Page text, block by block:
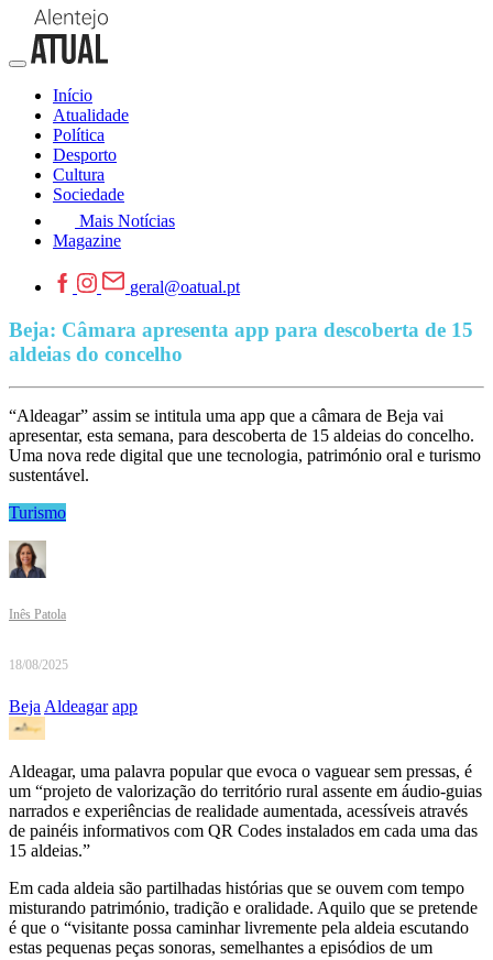
Início
Atualidade
Política
Desporto
Cultura
Sociedade
Mais Notícias
Magazine
geral@oatual.pt
Beja: Câmara apresenta app para descoberta de 15
aldeias do concelho
“Aldeagar” assim se intitula uma app que a câmara de Beja vai
apresentar, esta semana, para descoberta de 15 aldeias do concelho.
Uma nova rede digital que une tecnologia, património oral e turismo
sustentável.
Turismo
Inês Patola
18/08/2025
BejaAldeagar app
Aldeagar, uma palavra popular que evoca o vaguear sem pressas, é
um “projeto de valorização do território rural assente em áudio-guias
narrados e experiências de realidade aumentada, acessíveis através
de painéis informativos com QR Codes instalados em cada uma das
15 aldeias.”
Em cada aldeia são partilhadas histórias que se ouvem com tempo
misturando património, tradição e oralidade. Aquilo que se pretende
é que o “visitante possa caminhar livremente pela aldeia escutando
estas pequenas peças sonoras, semelhantes a episódios de um